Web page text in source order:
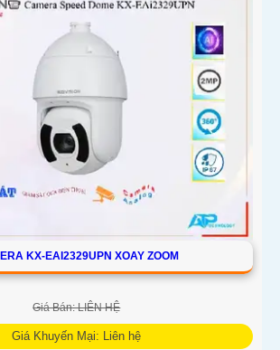
KX-EAI2329UPN XOAY ZOOM
Giá Bán: LIÊN HỆ
Giá Khuyến Mại: Liên hệ